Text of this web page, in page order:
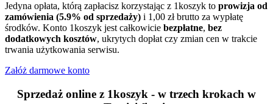
Jedyna opłata, którą zapłacisz korzystając z 1koszyk to prowizja od
zamówienia (5.9% od sprzedaży) i 1,00 zł brutto za wypłatę
środków. Konto 1koszyk jest całkowicie bezpłatne, bez
dodatkowych kosztów, ukrytych dopłat czy zmian cen w trakcie
trwania użytkowania serwisu.
Załóż darmowe konto
Sprzedaż online z 1koszyk - w trzech krokach w